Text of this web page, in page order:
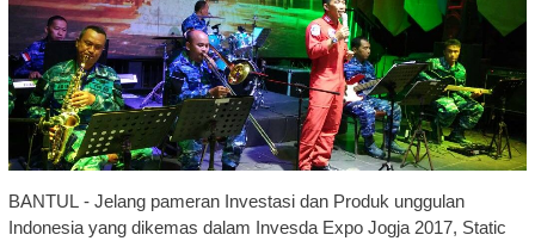
BANTUL - Jelang pameran Investasi dan Produk unggulan
Indonesia yang dikemas dalam Invesda Expo Jogja 2017, Static